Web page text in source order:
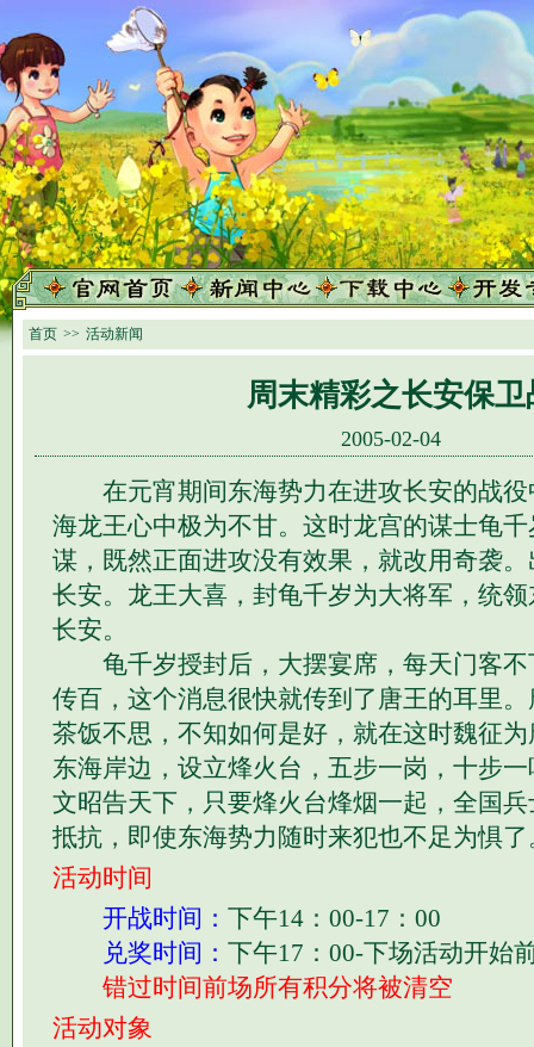
首页 >> 活动新闻
周末精彩之长安保卫
2005-02-04
在元宵期间东海势力在进攻长安的战役
海龙王心中极为不甘。这时龙宫的谋士龟
谋，既然正面进攻没有效果，就改用奇袭
长安。龙王大喜，封龟千岁为大将军，统
长安。
龟千岁授封后，大摆宴席，每天门客不
传百，这个消息很快就传到了唐王的耳里
茶饭不思，不知如何是好，就在这时魏征
东海岸边，设立烽火台，五步一岗，十步
文昭告天下，只要烽火台烽烟一起，全国
抵抗，即使东海势力随时来犯也不足为惧了
活动时间
开战时间： 下午14：00-17：00
兑奖时间： 下午17：00-下场活动开始
错过时间前场所有积分将被清空
活动对象